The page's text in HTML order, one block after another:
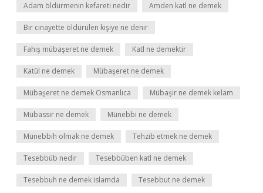
Adam öldürmenin kefareti nedir Amden katl ne demek
Bir cinayette öldürülen kişiye ne denir
Fahiş mübaşeret ne demek Katl ne demektir
Katül ne demek Mübaşeret ne demek
Mübaşeret ne demek Osmanlıca Mübaşir ne demek kelam
Mübassır ne demek Münebbi ne demek
Münebbih olmak ne demek Tehzib etmek ne demek
Tesebbüb nedir Tesebbüben katl ne demek
Tesebbuh ne demek islamda Tesebbut ne demek